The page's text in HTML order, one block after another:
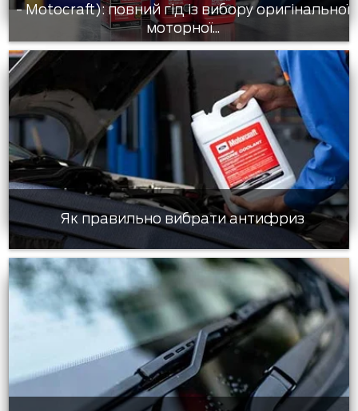
- Motocraft): повний гід із вибору оригінальної
моторної...
Як правильно вибрати антифриз